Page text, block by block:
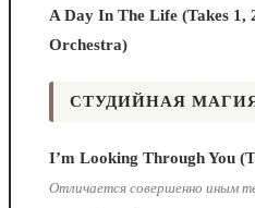
A Day In The Life (Takes 1,
Orchestra)
СТУДИЙНАЯ
I’m Looking Through You
Отличается совершенно иным